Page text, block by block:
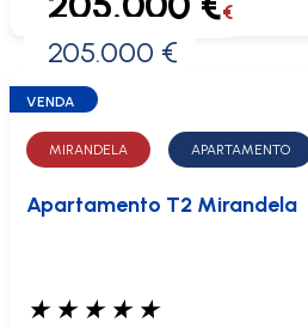
0 €
€
205.000 €
VENDA
MIRANDELA APARTAMENTO
Apartamento T2 Mirandela
★ ★ ★ ★ ★